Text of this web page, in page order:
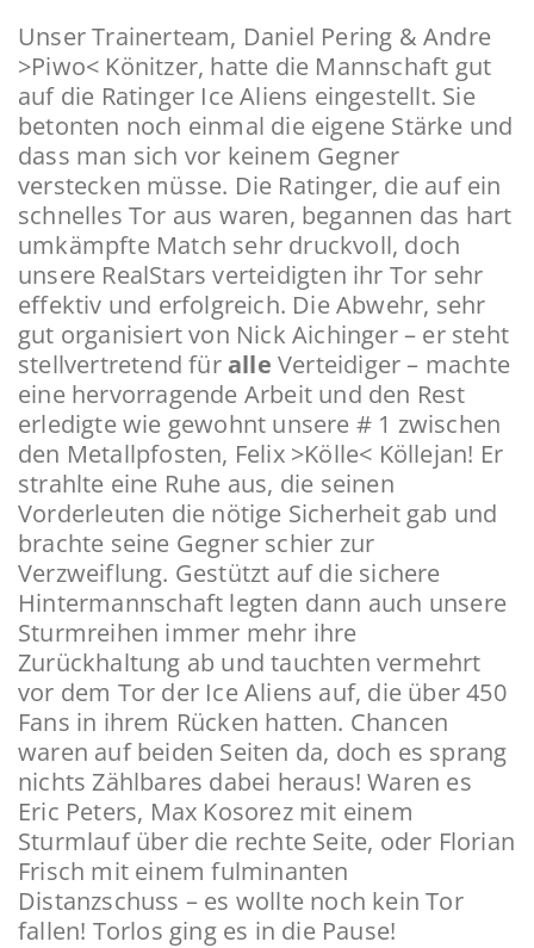
Unser Trainerteam, Daniel Pering & Andre
>Piwo< Könitzer, hatte die Mannschaft gut
auf die Ratinger Ice Aliens eingestellt. Sie
betonten noch einmal die eigene Stärke und
dass man sich vor keinem Gegner
verstecken müsse. Die Ratinger, die auf ein
schnelles Tor aus waren, begannen das hart
umkämpfte Match sehr druckvoll, doch
unsere RealStars verteidigten ihr Tor sehr
effektiv und erfolgreich. Die Abwehr, sehr
gut organisiert von Nick Aichinger – er steht
stellvertretend für alle Verteidiger – machte
eine hervorragende Arbeit und den Rest
erledigte wie gewohnt unsere # 1 zwischen
den Metallpfosten, Felix >Kölle< Köllejan! Er
strahlte eine Ruhe aus, die seinen
Vorderleuten die nötige Sicherheit gab und
brachte seine Gegner schier zur
Verzweiflung. Gestützt auf die sichere
Hintermannschaft legten dann auch unsere
Sturmreihen immer mehr ihre
Zurückhaltung ab und tauchten vermehrt
vor dem Tor der Ice Aliens auf, die über 450
Fans in ihrem Rücken hatten. Chancen
waren auf beiden Seiten da, doch es sprang
nichts Zählbares dabei heraus! Waren es
Eric Peters, Max Kosorez mit einem
Sturmlauf über die rechte Seite, oder Florian
Frisch mit einem fulminanten
Distanzschuss – es wollte noch kein Tor
fallen! Torlos ging es in die Pause!